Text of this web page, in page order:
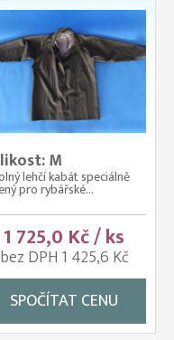
M
lehčí kabát speciálně
pro rybářské...
1 725,0 Kč / ks
bez DPH 1 425,6 Kč
SPOČÍTAT CENU